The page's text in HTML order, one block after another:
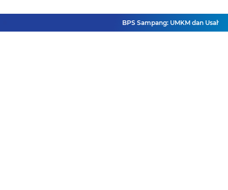
BPS Sampang: UMKM dan Usaha